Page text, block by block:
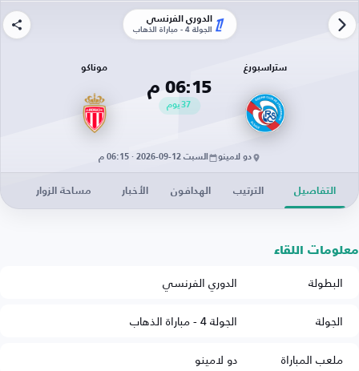
الدوري الفرنسي
الجولة 4 - مباراة الذهاب
ستراسبورغ
06:15 م
37يوم
موناكو
دو لامينو السبت 12-09-2026 · 06:15 م
التفاصيل الترتيب الهدافون الأخبار مساحة الزوار
معلومات اللقاء
البطولة
الدوري الفرنسي
الجولة
الجولة 4 - مباراة الذهاب
ملعب المباراة
دو لامينو